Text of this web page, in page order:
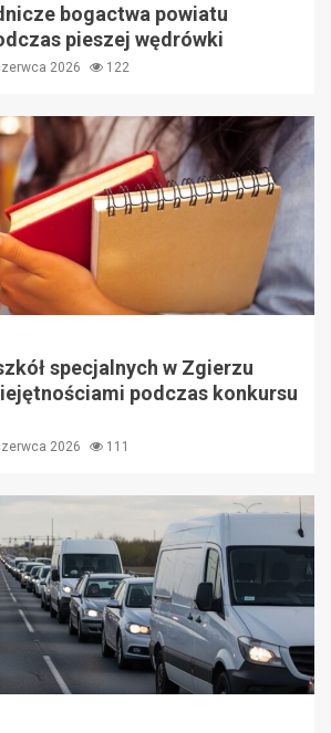
bogactwa powiatu
pieszej wędrówki
2026 122
specjalnych w Zgierzu
podczas konkursu
2026 111